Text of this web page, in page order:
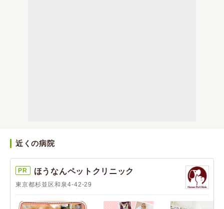
近くの病院
PR ほうなんペットクリニック
東京都杉並区和泉4-42-29